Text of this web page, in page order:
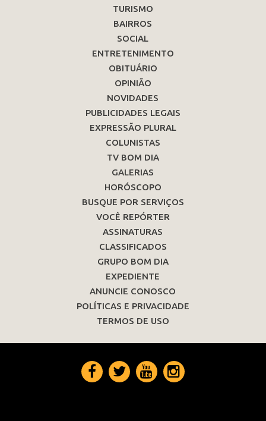
TURISMO
BAIRROS
SOCIAL
ENTRETENIMENTO
OBITUÁRIO
OPINIÃO
NOVIDADES
PUBLICIDADES LEGAIS
EXPRESSÃO PLURAL
COLUNISTAS
TV BOM DIA
GALERIAS
HORÓSCOPO
BUSQUE POR SERVIÇOS
VOCÊ REPÓRTER
ASSINATURAS
CLASSIFICADOS
GRUPO BOM DIA
EXPEDIENTE
ANUNCIE CONOSCO
POLÍTICAS E PRIVACIDADE
TERMOS DE USO